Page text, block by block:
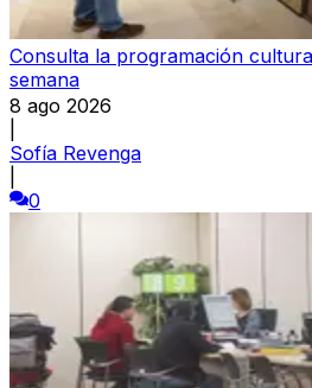
Consulta la programación
semana
8 ago 2026
Sofía Revenga
0